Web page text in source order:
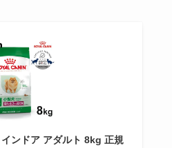
ンドア アダルト 8kg 正規